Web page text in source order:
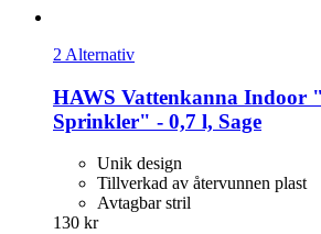
2 Alternativ
HAWS Vattenkanna Indoor
Sprinkler" -​ 0,7 l, Sage
Unik design
Tillverkad av återvunnen plast
Avtagbar stril
130 kr